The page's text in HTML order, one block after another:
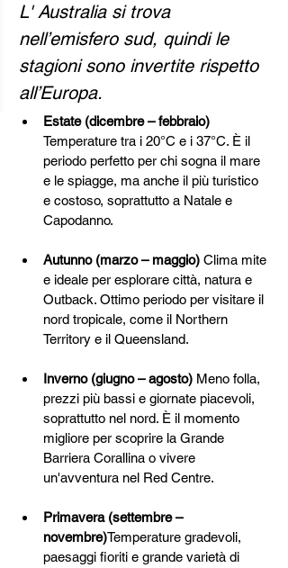
L' Australia si trova
nell’emisfero sud, quindi le
stagioni sono invertite rispetto
all’Europa.
Estate (dicembre – febbraio)
Temperature tra i 20°C e i 37°C. È il
periodo perfetto per chi sogna il mare
e le spiagge, ma anche il più turistico
e costoso, soprattutto a Natale e
Capodanno.
Autunno (marzo – maggio) Clima mite
e ideale per esplorare città, natura e
Outback. Ottimo periodo per visitare il
nord tropicale, come il Northern
Territory e il Queensland.
Inverno (giugno – agosto) Meno folla,
prezzi più bassi e giornate piacevoli,
soprattutto nel nord. È il momento
migliore per scoprire la Grande
Barriera Corallina o vivere
un'avventura nel Red Centre.
Primavera (settembre –
novembre)Temperature gradevoli,
paesaggi fioriti e grande varietà di